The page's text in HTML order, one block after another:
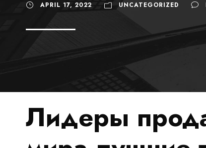
APRIL 17, 2022 UNCATEGORIZED
Лидеры